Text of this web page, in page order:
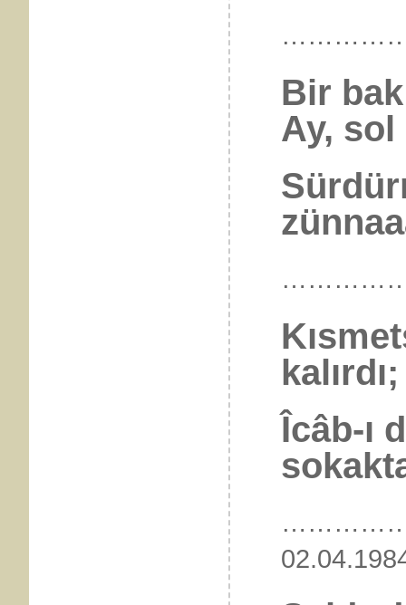
Bir
Ay, sol
kalırdı;
Îcâb-ı